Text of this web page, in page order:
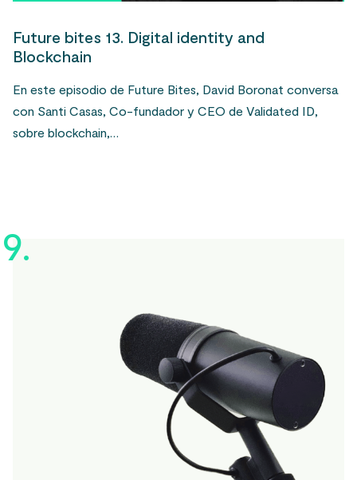
Future bites 13. Digital identity and
Blockchain
En este episodio de Future Bites, David Boronat conversa
con Santi Casas, Co-fundador y CEO de Validated ID,
sobre blockchain,…
9.